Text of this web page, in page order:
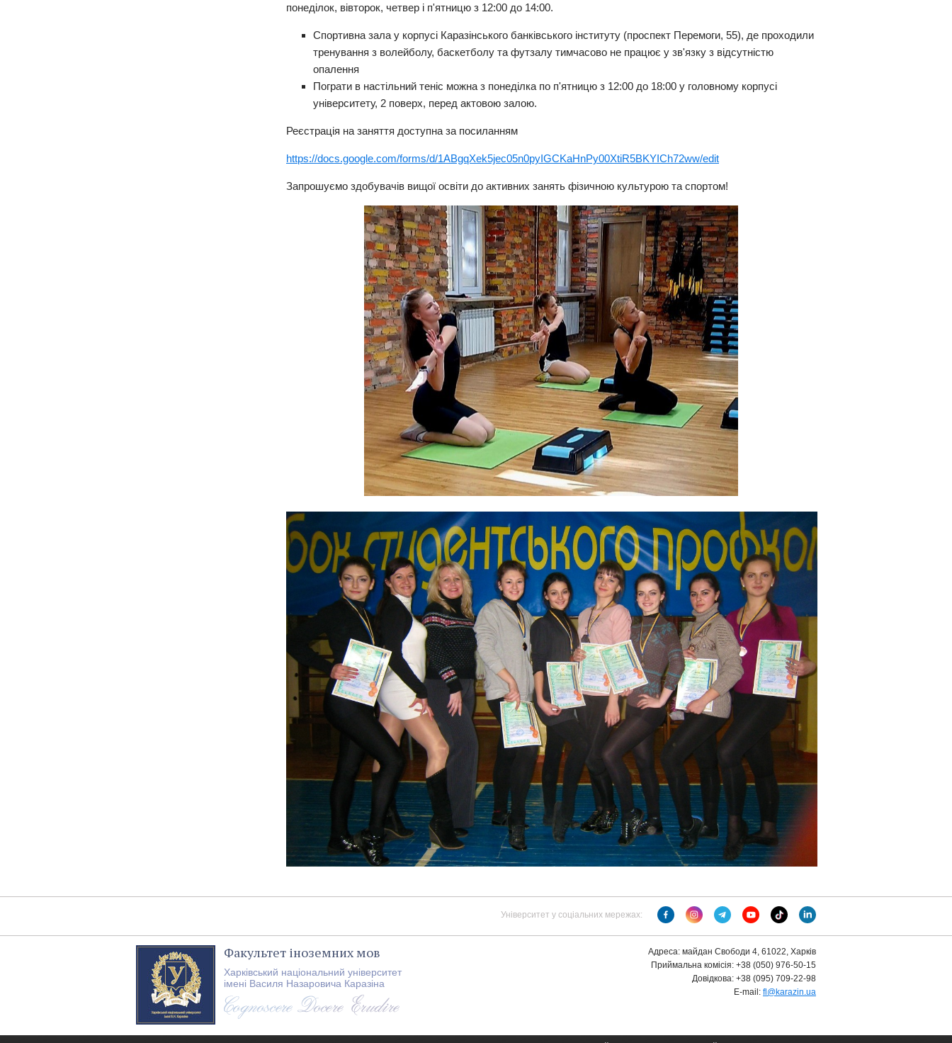
понеділок, вівторок, четвер і п'ятницю з 12:00 до 14:00.
Спортивна зала у корпусі Каразінського банківського інституту (проспект Перемоги, 55), де проходили
тренування з волейболу, баскетболу та футзалу тимчасово не працює у зв'язку з відсутністю
опалення
Пограти в настільний теніс можна з понеділка по п'ятницю з 12:00 до 18:00 у головному корпусі
університету, 2 поверх, перед актовою залою.
Реєстрація на заняття доступна за посиланням
https://docs.google.com/forms/d/1ABgqXek5jec05n0pyIGCKaHnPy00XtiR5BKYICh72ww/edit
Запрошуємо здобувачів вищої освіти до активних занять фізичною культурою та спортом!
Університет у соціальних мережах:
Факультет іноземних мов
Харківський національний університет
імені Василя Назаровича Каразіна
Адреса: майдан Свободи 4, 61022, Харків
Приймальна комісія: +38 (050) 976-50-15
Довідкова: +38 (095) 709-22-98
E-mail: fl@karazin.ua